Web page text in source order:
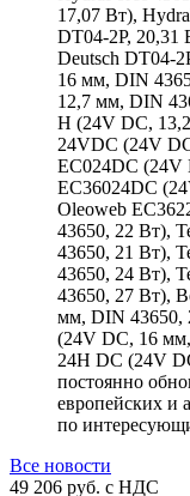
17,07 Вт),
DT04-2P, 20,31
Deutsch DT04-
16 мм, DIN
12,7 мм, DIN
H (24V DC,
24VDC (24V
EC024DC (24V
EC36024DC
Oleoweb
43650, 22 Вт),
43650, 21 Вт),
43650, 24 Вт),
43650, 27 Вт),
мм, DIN 43650,
(24V DC, 16
24H DC (24V
постоянно
европейских и
по
Все новости
49 206 руб. с НДС